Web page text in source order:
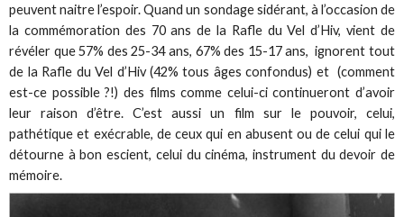
peuvent naitre l’espoir. Quand un sondage sidérant, à l’occasion de
la commémoration des 70 ans de la Rafle du Vel d’Hiv, vient de
révéler que 57% des 25-34 ans, 67% des 15-17 ans, ignorent tout
de la Rafle du Vel d’Hiv (42% tous âges confondus) et (comment
est-ce possible ?!) des films comme celui-ci continueront d’avoir
leur raison d’être. C’est aussi un film sur le pouvoir, celui,
pathétique et exécrable, de ceux qui en abusent ou de celui qui le
détourne à bon escient, celui du cinéma, instrument du devoir de
mémoire.